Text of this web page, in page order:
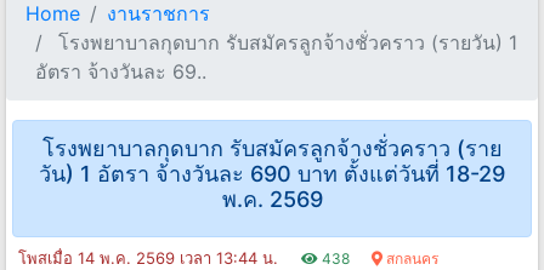
Home
งานราชการ
โรงพยาบาลกุดบาก รับสมัครลูกจ้างชั่วคราว (รายวัน) 1
อัตรา จ้างวันละ 69..
โรงพยาบาลกุดบาก รับสมัครลูกจ้างชั่วคราว (ราย
วัน) 1 อัตรา จ้างวันละ 690 บาท ตั้งแต่วันที่ 18-29
พ.ค. 2569
โพสเมื่อ 14 พ.ค. 2569 เวลา 13:44 น. 438 สกลนคร